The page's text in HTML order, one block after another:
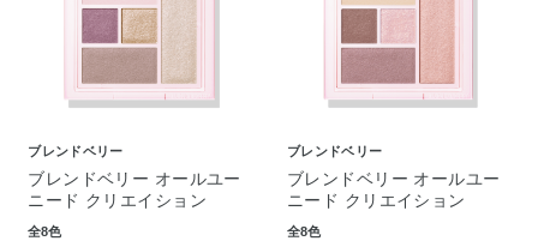
ブレンドベリー
ブレンドベリー オールユー
ニード クリエイション
全8色
ブレンドベリー
ブレンドベリー オールユー
ニード クリエイション
全8色